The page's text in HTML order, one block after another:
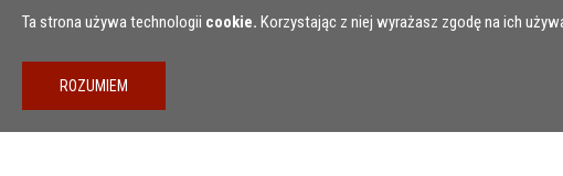
Przejdź do treści
Ta strona używa technologii cookie. Korzystając z niej wyrażasz zgodę na ich